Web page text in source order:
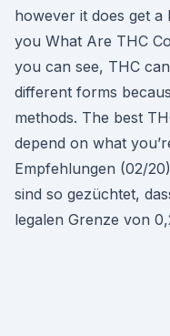
however it does get
you What Are THC
you can see, THC
different forms
methods. The best
depend on what
Empfehlungen (02/
sind so gezüchtet,
legalen Grenze von